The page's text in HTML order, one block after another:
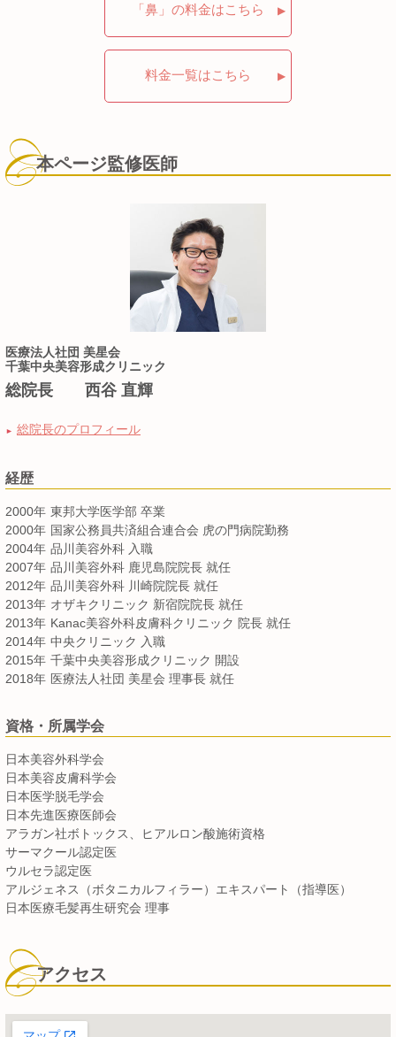
「鼻」の料金はこちら
料金一覧はこちら
本ページ監修医師
医療法人社団 美星会
千葉中央美容形成クリニック
総院長 西谷 直輝
► 総院長のプロフィール
経歴
2000年 東邦大学医学部 卒業
2000年 国家公務員共済組合連合会 虎の門病院勤務
2004年 品川美容外科 入職
2007年 品川美容外科 鹿児島院院長 就任
2012年 品川美容外科 川崎院院長 就任
2013年 オザキクリニック 新宿院院長 就任
2013年 Kanac美容外科皮膚科クリニック 院長 就任
2014年 中央クリニック 入職
2015年 千葉中央美容形成クリニック 開設
2018年 医療法人社団 美星会 理事長 就任
資格・所属学会
日本美容外科学会
日本美容皮膚科学会
日本医学脱毛学会
日本先進医療医師会
アラガン社ボトックス、ヒアルロン酸施術資格
サーマクール認定医
ウルセラ認定医
アルジェネス（ボタニカルフィラー）エキスパート（指導医）
日本医療毛髪再生研究会 理事
アクセス